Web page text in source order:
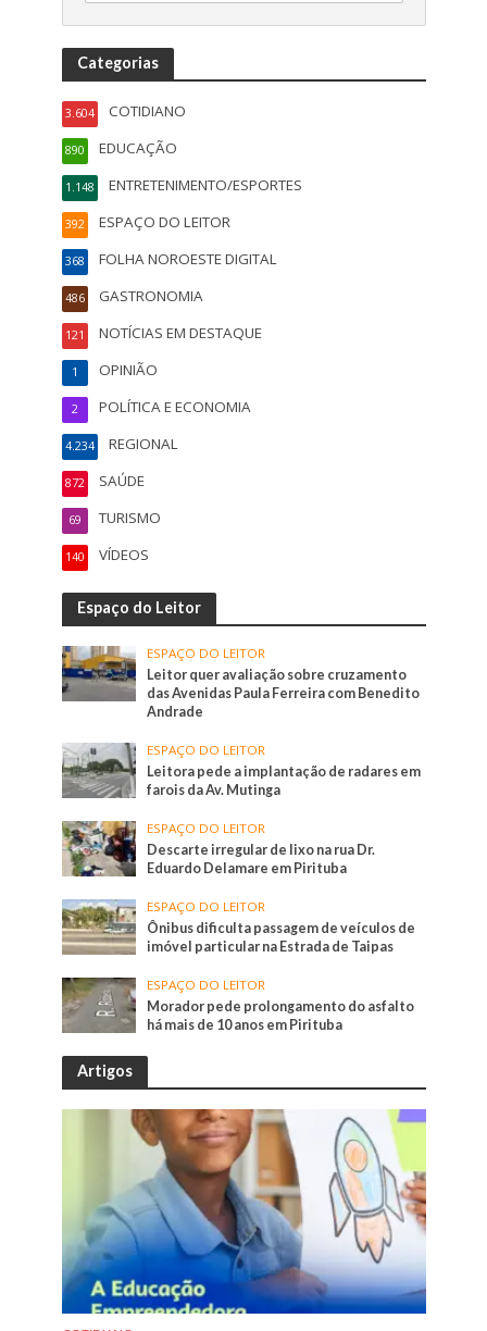
Categorias
COTIDIANO
3.604
EDUCAÇÃO
890
ENTRETENIMENTO/ESPORTES
1.148
ESPAÇO DO LEITOR
392
FOLHA NOROESTE DIGITAL
368
GASTRONOMIA
486
NOTÍCIAS EM DESTAQUE
121
OPINIÃO
1
POLÍTICA E ECONOMIA
2
REGIONAL
4.234
SAÚDE
872
TURISMO
69
VÍDEOS
140
Espaço do Leitor
ESPAÇO DO LEITOR
Leitor quer avaliação sobre cruzamento
das Avenidas Paula Ferreira com Benedito
Andrade
ESPAÇO DO LEITOR
Leitora pede a implantação de radares em
farois da Av. Mutinga
ESPAÇO DO LEITOR
Descarte irregular de lixo na rua Dr.
Eduardo Delamare em Pirituba
ESPAÇO DO LEITOR
Ônibus dificulta passagem de veículos de
imóvel particular na Estrada de Taipas
ESPAÇO DO LEITOR
Morador pede prolongamento do asfalto
há mais de 10 anos em Pirituba
Artigos